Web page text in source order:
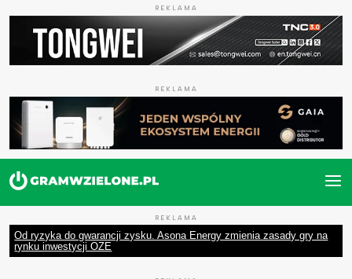
REKLAMA
REKLAMA
REKLAMA
Od ryzyka do gwarancji zysku. Asona Energy zmienia zasady gry na
rynku inwestycji OZE